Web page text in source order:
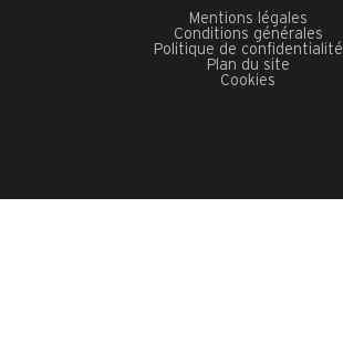
Mentions légales
Conditions générales
Politique de confidentialité
Plan du site
Cookies